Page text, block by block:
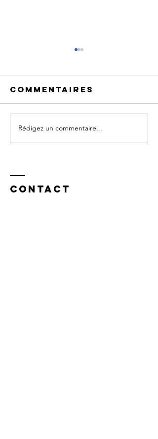
allo parents
en crise
Commentaires
Rédigez un commentaire...
Contact